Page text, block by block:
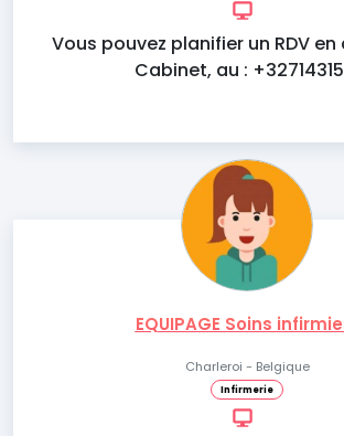
Vous pouvez planifier un RDV
Cabinet, au :
EQUIPAGE Soins
Charleroi - Belgique
Infirmerie